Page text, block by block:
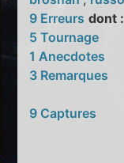
9 Erreurs dont :
5 Tournage
1 Anecdotes
3 Remarques
9 Captures